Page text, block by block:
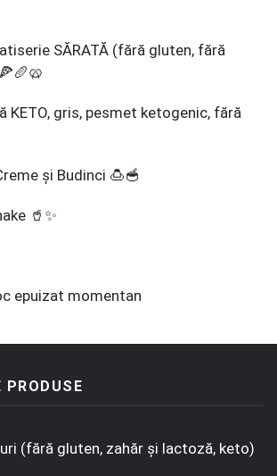
SĂRATĂ (fără gluten, fără
KETO, gris, pesmet ketogenic, fără
și Budinci 🍮🥣
🥤✨
epuizat momentan
PRODUSE
(fără gluten, zahăr și lactoză, keto)